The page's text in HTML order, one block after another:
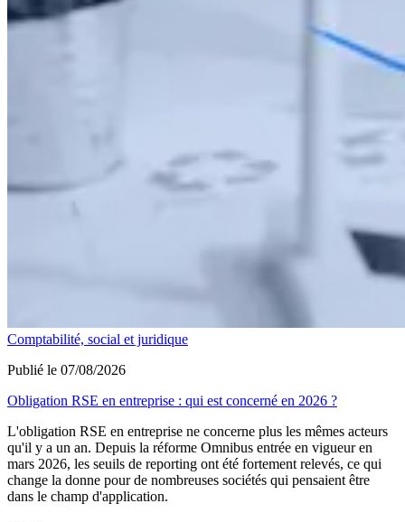
Comptabilité, social et juridique
Publié le 07/08/2026
Obligation RSE en entreprise : qui est concerné en 2026 ?
L'obligation RSE en entreprise ne concerne plus les mêmes acteurs
qu'il y a un an. Depuis la réforme Omnibus entrée en vigueur en
mars 2026, les seuils de reporting ont été fortement relevés, ce qui
change la donne pour de nombreuses sociétés qui pensaient être
dans le champ d'application.